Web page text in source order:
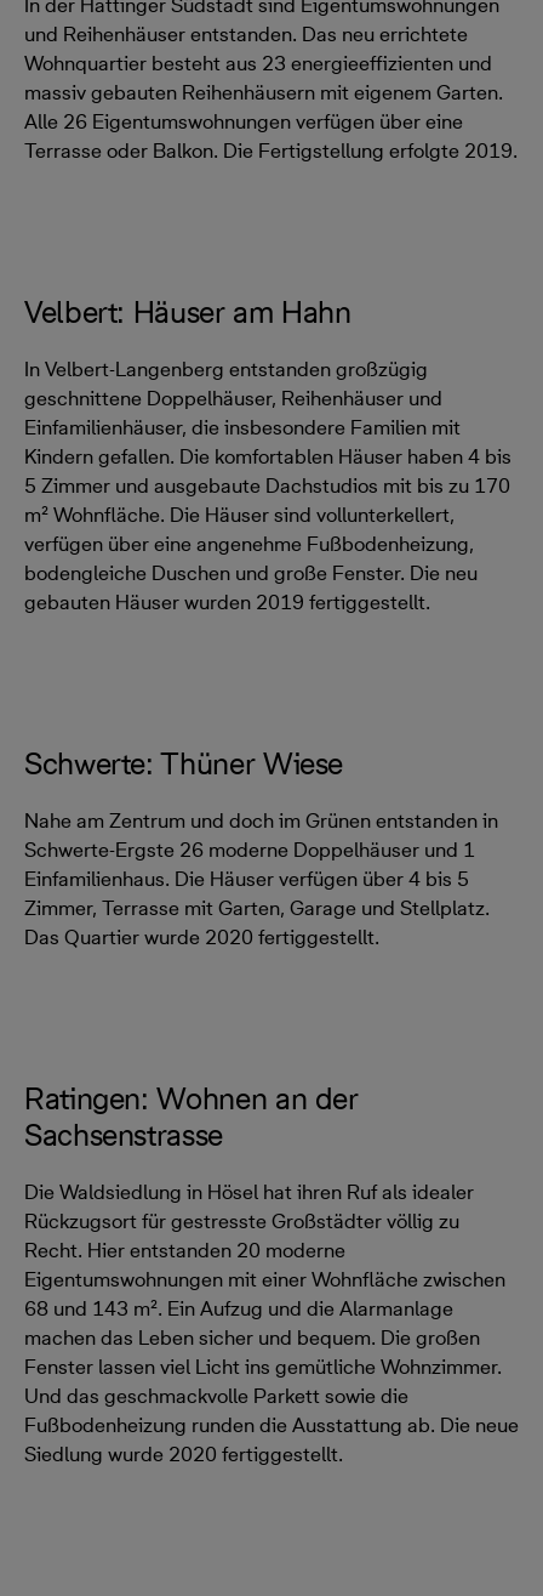
In der Hattinger Südstadt sind Eigentumswohnungen
und Reihenhäuser entstanden. Das neu errichtete
Wohnquartier besteht aus 23 energieeffizienten und
massiv gebauten Reihenhäusern mit eigenem Garten.
Alle 26 Eigentumswohnungen verfügen über eine
Terrasse oder Balkon. Die Fertigstellung erfolgte 2019.
Velbert: Häuser am Hahn
In Velbert-Langenberg entstanden großzügig
geschnittene Doppelhäuser, Reihenhäuser und
Einfamilienhäuser, die insbesondere Familien mit
Kindern gefallen. Die komfortablen Häuser haben 4 bis
5 Zimmer und ausgebaute Dachstudios mit bis zu 170
m² Wohnfläche. Die Häuser sind vollunterkellert,
verfügen über eine angenehme Fußbodenheizung,
bodengleiche Duschen und große Fenster. Die neu
gebauten Häuser wurden 2019 fertiggestellt.
Schwerte: Thüner Wiese
Nahe am Zentrum und doch im Grünen entstanden in
Schwerte-Ergste 26 moderne Doppelhäuser und 1
Einfamilienhaus. Die Häuser verfügen über 4 bis 5
Zimmer, Terrasse mit Garten, Garage und Stellplatz.
Das Quartier wurde 2020 fertiggestellt.
Ratingen: Wohnen an der
Sachsenstrasse
Die Waldsiedlung in Hösel hat ihren Ruf als idealer
Rückzugsort für gestresste Großstädter völlig zu
Recht. Hier entstanden 20 moderne
Eigentumswohnungen mit einer Wohnfläche zwischen
68 und 143 m². Ein Aufzug und die Alarmanlage
machen das Leben sicher und bequem. Die großen
Fenster lassen viel Licht ins gemütliche Wohnzimmer.
Und das geschmackvolle Parkett sowie die
Fußbodenheizung runden die Ausstattung ab. Die neue
Siedlung wurde 2020 fertiggestellt.